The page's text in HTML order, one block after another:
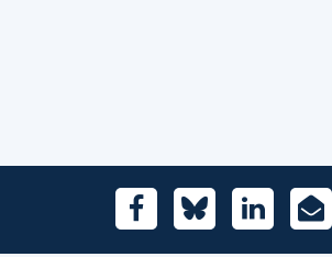
FacebookBlueskyLinkedIn
E-